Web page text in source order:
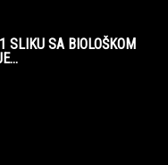
SLIKU SA BIOLOŠKOM